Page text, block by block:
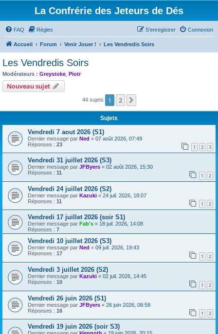
La Confrérie des Jeteurs de Dés
FAQ Règles Connexion
S’enregistrer
Accueil Forum Venir Jouer ! Les Vendredis Soirs
Les Vendredis Soirs
Modérateurs : Greystoke Piotr
Nouveau sujet
44 sujets 1 2
Sujets
Vendredi 7 aout 2026 (S1)
Dernier message par Ned « 07 août 2026, 07:49
Réponses : 23 1 2 3
Vendredi 31 juillet 2026 (S3)
Dernier message par JFByers « 02 août 2026, 15:30
Réponses : 11 1 2
Vendredi 24 juillet 2026 (S2)
Dernier message par Kazuki « 24 juil. 2026, 18:07
Réponses : 11 1 2
Vendredi 17 juillet 2026 (soir S1)
Dernier message par Fab's « 18 juil. 2026, 14:08
Réponses : 7
Vendredi 10 juillet 2026 (S3)
Dernier message par Ned « 09 juil. 2026, 19:43
Réponses : 17 1 2
Vendredi 3 juillet 2026 (S2)
Dernier message par Kazuki « 02 juil. 2026, 14:45
Réponses : 10 1 2
Vendredi 26 juin 2026 (S1)
Dernier message par JFByers « 26 juin 2026, 06:58
Réponses : 16 1 2
Vendredi 19 juin 2026 (soir S3)